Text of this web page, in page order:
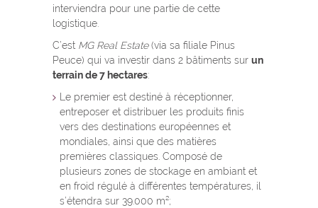
interviendra pour une partie de cette
logistique.
C’est MG Real Estate(via sa filiale Pinus
Peuce) qui va investir dans 2 bâtiments sur un
terrain de 7 hectares:
Le premier est destiné à réceptionner,
entreposer et distribuer les produits finis
vers des destinations européennes et
mondiales, ainsi que des matières
premières classiques. Composé de
plusieurs zones de stockage en ambiant et
en froid régulé à différentes températures, il
s’étendra sur 39.000 m²;